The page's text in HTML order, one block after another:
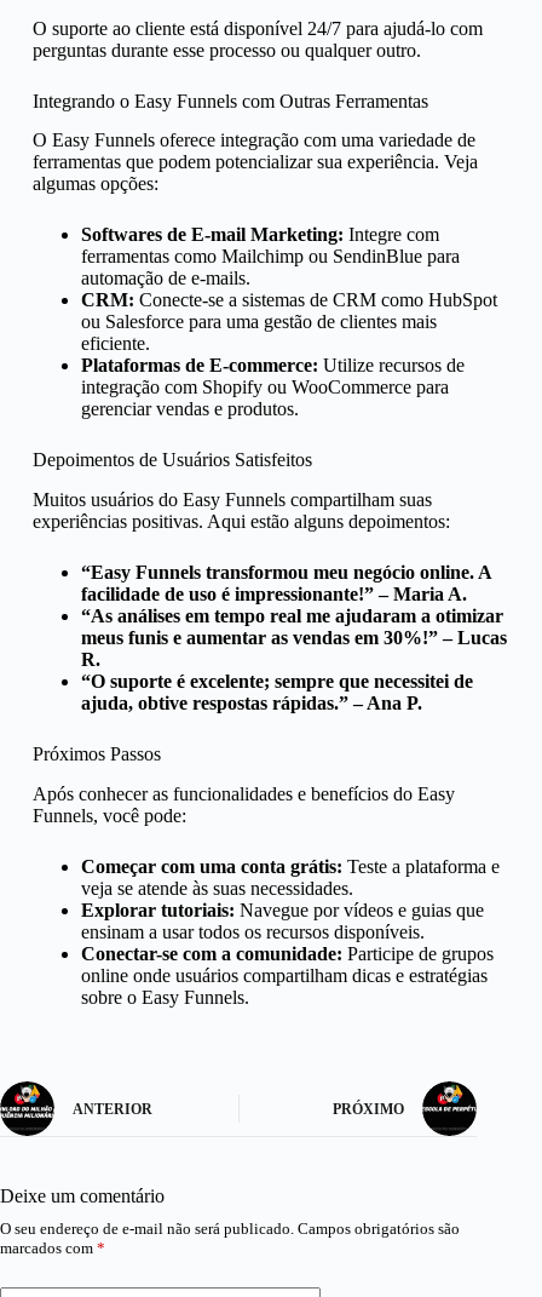
O suporte ao cliente está disponível 24/7 para ajudá-lo com
perguntas durante esse processo ou qualquer outro.
Integrando o Easy Funnels com Outras Ferramentas
O Easy Funnels oferece integração com uma variedade de
ferramentas que podem potencializar sua experiência. Veja
algumas opções:
Softwares de E-mail Marketing: Integre com
ferramentas como Mailchimp ou SendinBlue para
automação de e-mails.
CRM: Conecte-se a sistemas de CRM como HubSpot
ou Salesforce para uma gestão de clientes mais
eficiente.
Plataformas de E-commerce: Utilize recursos de
integração com Shopify ou WooCommerce para
gerenciar vendas e produtos.
Depoimentos de Usuários Satisfeitos
Muitos usuários do Easy Funnels compartilham suas
experiências positivas. Aqui estão alguns depoimentos:
“Easy Funnels transformou meu negócio online. A
facilidade de uso é impressionante!” – Maria A.
“As análises em tempo real me ajudaram a otimizar
meus funis e aumentar as vendas em 30%!” – Lucas
R.
“O suporte é excelente; sempre que necessitei de
ajuda, obtive respostas rápidas.” – Ana P.
Próximos Passos
Após conhecer as funcionalidades e benefícios do Easy
Funnels, você pode:
Começar com uma conta grátis: Teste a plataforma e
veja se atende às suas necessidades.
Explorar tutoriais: Navegue por vídeos e guias que
ensinam a usar todos os recursos disponíveis.
Conectar-se com a comunidade: Participe de grupos
online onde usuários compartilham dicas e estratégias
sobre o Easy Funnels.
ANTERIOR PRÓXIMO
Deixe um comentário
O seu endereço de e-mail não será publicado. Campos obrigatórios são
marcados com *